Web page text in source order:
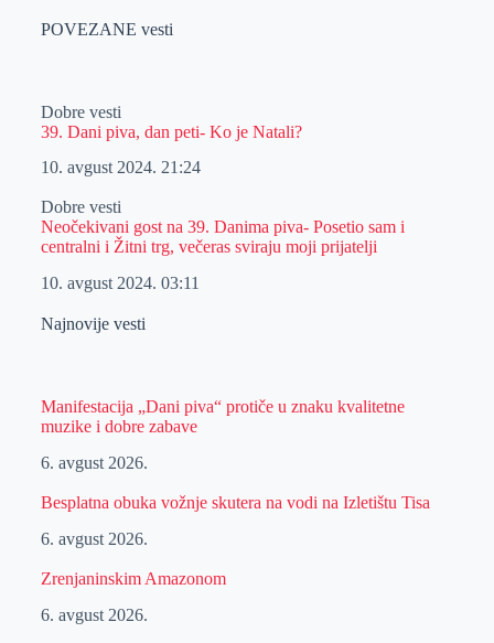
POVEZANE vesti
Dobre vesti
39. Dani piva, dan peti- Ko je Natali?
10. avgust 2024. 21:24
Dobre vesti
Neočekivani gost na 39. Danima piva- Posetio sam i
centralni i Žitni trg, večeras sviraju moji prijatelji
10. avgust 2024. 03:11
Najnovije vesti
Manifestacija „Dani piva“ protiče u znaku kvalitetne
muzike i dobre zabave
6. avgust 2026.
Besplatna obuka vožnje skutera na vodi na Izletištu Tisa
6. avgust 2026.
Zrenjaninskim Amazonom
6. avgust 2026.